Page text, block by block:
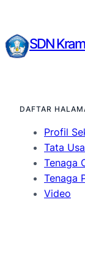
SDN
DAFTAR
Profil
Tata
Tenaga
Tenaga
Video